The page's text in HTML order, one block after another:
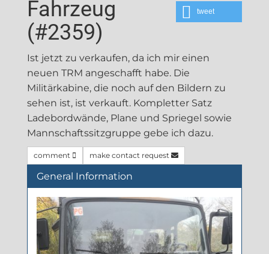
tweet
Fahrzeug
(#2359)
Ist jetzt zu verkaufen, da ich mir einen
neuen TRM angeschafft habe. Die
Militärkabine, die noch auf den Bildern zu
sehen ist, ist verkauft. Kompletter Satz
Ladebordwände, Plane und Spriegel sowie
Mannschaftssitzgruppe gebe ich dazu.
comment make contact request
General Information